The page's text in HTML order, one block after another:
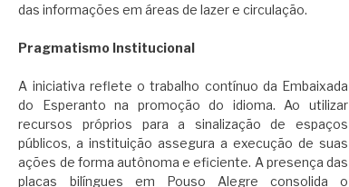
das informações em áreas de lazer e circulação.
​Pragmatismo Institucional
​A iniciativa reflete o trabalho contínuo da Embaixada
do Esperanto na promoção do idioma. Ao utilizar
recursos próprios para a sinalização de espaços
públicos, a instituição assegura a execução de suas
ações de forma autônoma e eficiente. A presença das
placas bilíngues em Pouso Alegre consolida o